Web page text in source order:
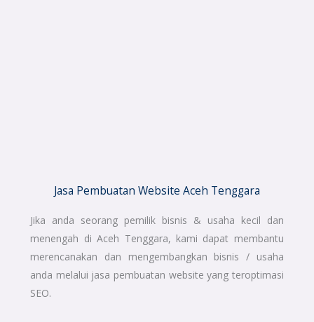
Jasa Pembuatan Website Aceh Tenggara
Jika anda seorang pemilik bisnis & usaha kecil dan
menengah di Aceh Tenggara, kami dapat membantu
merencanakan dan mengembangkan bisnis / usaha
anda melalui jasa pembuatan website yang teroptimasi
SEO.